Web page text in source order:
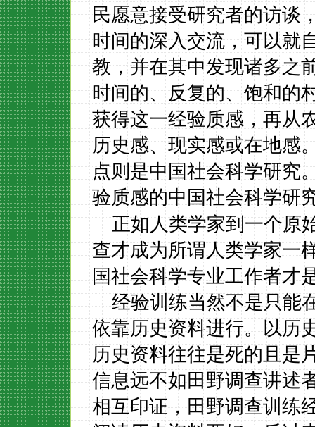
民愿意接受研究者的访谈
时间的深入交流，可以就
教，并在其中发现诸多之
时间的、反复的、饱和的
获得这一经验质感，再从
历史感、现实感或在地感
点则是中国社会科学研究
验质感的中国社会科学研
正如人类学家到一个原
查才成为所谓人类学家一
国社会科学专业工作者才
经验训练当然不是只能
依靠历史资料进行。以历
历史资料往往是死的且是
信息远不如田野调查讲述
相互印证，田野调查训练